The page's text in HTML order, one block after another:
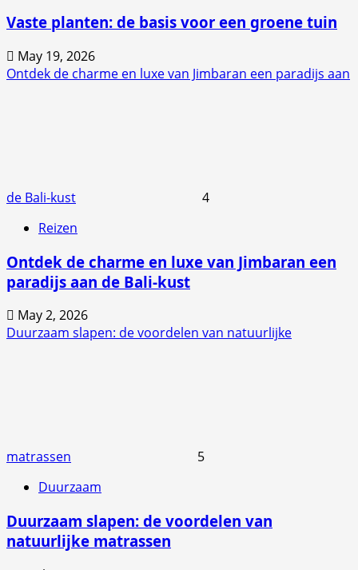
Vaste planten: de basis voor een groene tuin
May 19, 2026
Ontdek de charme en luxe van Jimbaran een paradijs aan
de Bali-kust
4
Reizen
Ontdek de charme en luxe van Jimbaran een
paradijs aan de Bali-kust
May 2, 2026
Duurzaam slapen: de voordelen van natuurlijke
matrassen
5
Duurzaam
Duurzaam slapen: de voordelen van
natuurlijke matrassen